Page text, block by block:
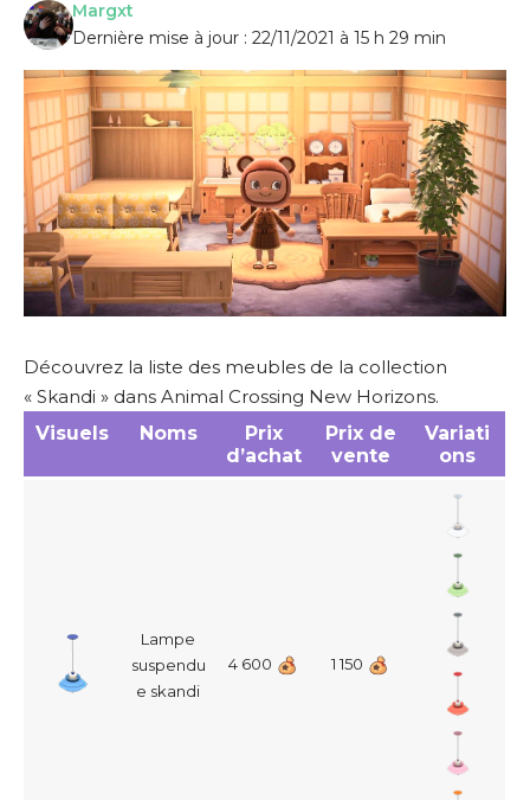
Dernière mise à jour : 22/11/2021 à 15 h 29 min
Margxt
Découvrez la liste des meubles de la collection
« Skandi » dans Animal Crossing New Horizons.
Visuels
Noms
Prix
d’achat
Prix de
vente
Variati
ons
Lampe
suspendu
e skandi
4 600 1 150